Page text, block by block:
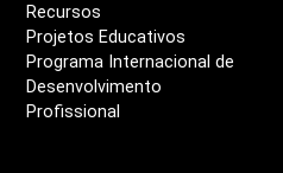
Recursos
Projetos Educativos
Programa Internacional de
Desenvolvimento
Profissional